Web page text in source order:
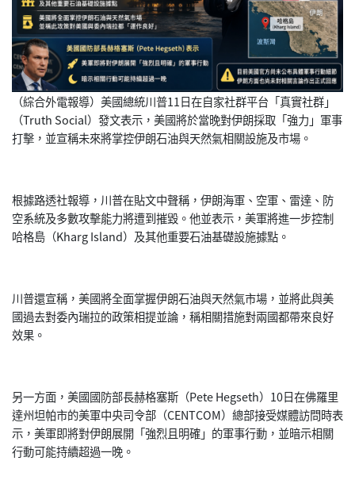
（綜合外電報導）美國總統川普11日在自家社群平台「真實社群」
（Truth Social）發文表示，美國將於當晚對伊朗採取「強力」 軍事
打擊，並宣稱未來將掌控伊朗石油與天然氣相關設施及市場。
根據路透社報導，川普在貼文中聲稱，伊朗海軍、空軍、雷達、 防
空系統及多數攻擊能力將遭到摧毀。他並表示， 美軍將進一步控制
哈格島（Kharg Island）及其他重要石油基礎設施據點。
川普還宣稱，美國將全面掌握伊朗石油與天然氣市場， 並將此與美
國過去對委內瑞拉的政策相提並論， 稱相關措施對兩國都帶來良好
效果。
另一方面，美國國防部長赫格塞斯（Pete Hegseth）10日在佛羅里
達州坦帕市的美軍中央司令部（CENTCOM）總部接受媒體訪問時表
示，美軍即將對伊朗展開「強烈且明確」的軍事行動，並暗示相關
行動可能持續超過一晚。